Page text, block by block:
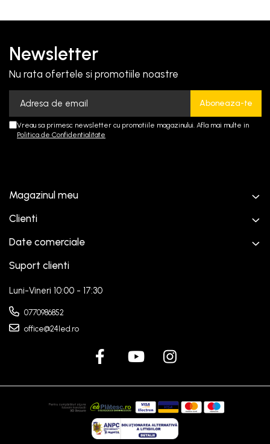
Newsletter
Nu rata ofertele si promotiile noastre
Vreau sa primesc newsletter cu promotiile magazinului. Afla mai multe in
Politica de Confidentialitate
Magazinul meu
Clienti
Date comerciale
Suport clienti
Luni-Vineri 10:00 - 17:30
0770986852
office@24led.ro